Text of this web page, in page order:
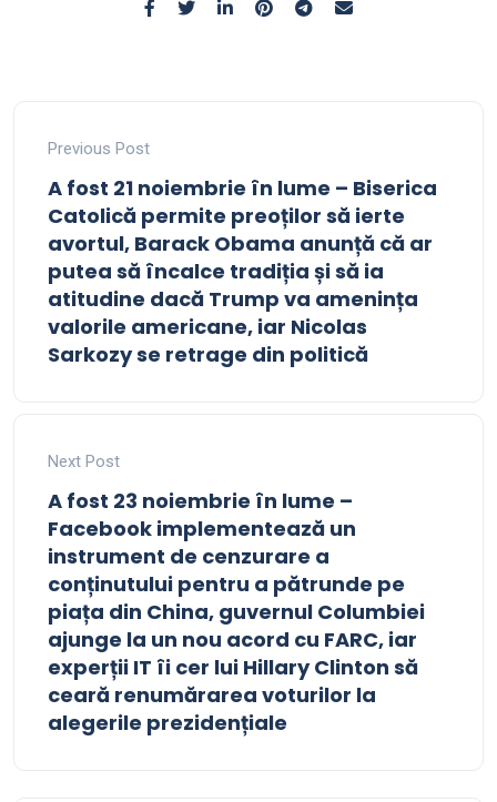
Previous Post
A fost 21 noiembrie în lume – Biserica
Catolică permite preoților să ierte
avortul, Barack Obama anunță că ar
putea să încalce tradiția și să ia
atitudine dacă Trump va amenința
valorile americane, iar Nicolas
Sarkozy se retrage din politică
Next Post
A fost 23 noiembrie în lume –
Facebook implementează un
instrument de cenzurare a
conținutului pentru a pătrunde pe
piața din China, guvernul Columbiei
ajunge la un nou acord cu FARC, iar
experții IT îi cer lui Hillary Clinton să
ceară renumărarea voturilor la
alegerile prezidențiale